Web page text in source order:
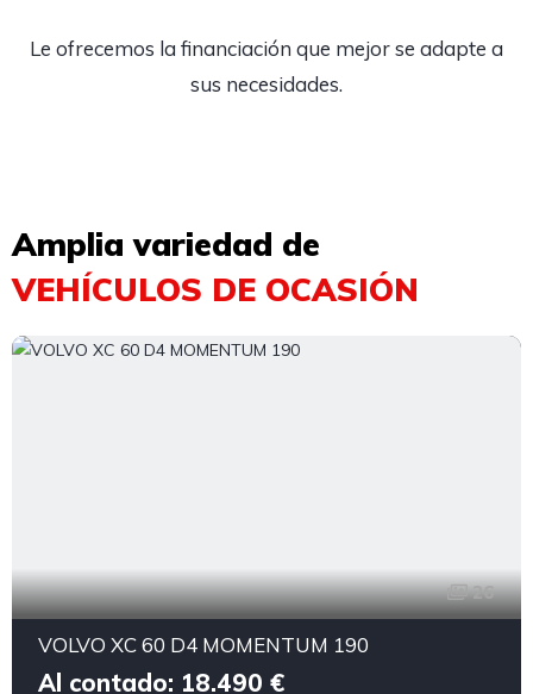
Le ofrecemos la financiación que mejor se adapte a
sus necesidades.
Amplia variedad de
VEHÍCULOS DE OCASIÓN
26
VOLVO XC 60 D4 MOMENTUM 190
Al contado: 18.490 €